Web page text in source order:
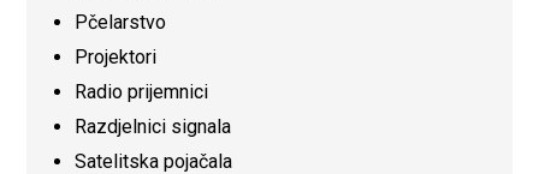
Pčelarstvo
Projektori
Radio prijemnici
Razdjelnici signala
Satelitska pojačala